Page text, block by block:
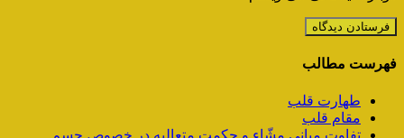
فهرست مطالب
طهارت قلب
مقام قلب
تفاوت مبانی مشّاء و حکمت متعالیه در خصوص جسم